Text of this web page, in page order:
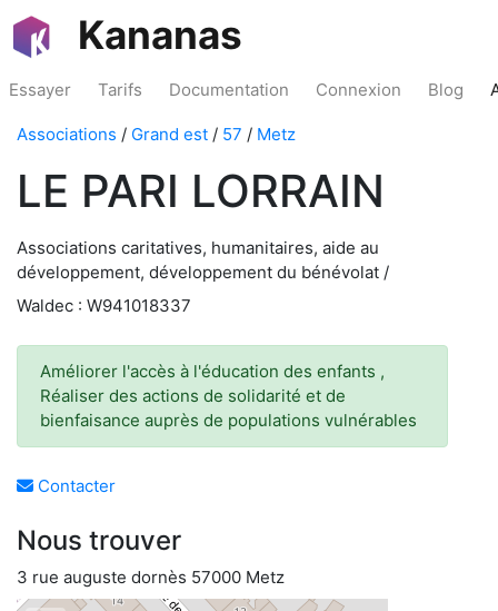
Kananas
Essayer Tarifs Documentation Connexion Blog
Associations / Grand est / 57 / Metz
LE PARI LORRAIN
Associations caritatives, humanitaires, aide au
développement, développement du bénévolat /
Waldec : W941018337
Améliorer l'accès à l'éducation des enfants ,
Réaliser des actions de solidarité et de
bienfaisance auprès de populations vulnérables
Contacter
Nous trouver
3 rue auguste dornès 57000 Metz